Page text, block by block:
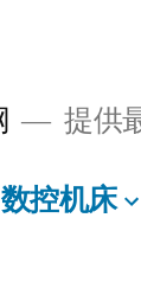
提供
数控机床